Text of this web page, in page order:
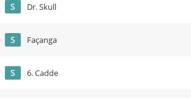
S Dr. Skull
S Façanga
S 6. Cadde